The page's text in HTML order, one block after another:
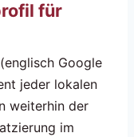
für
Google
jeder lokalen
weiterhin der
im